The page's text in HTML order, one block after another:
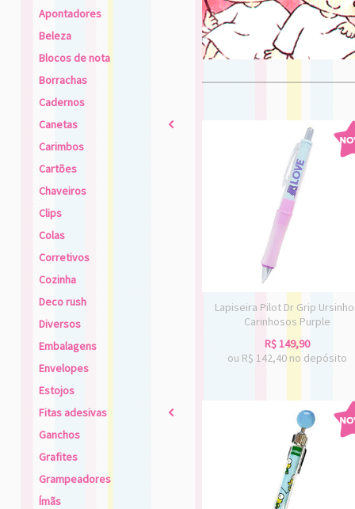
Apontadores
Beleza
Blocos de nota
Borrachas
Cadernos
Canetas
2
Carimbos
Cartões
Chaveiros
Clips
Colas
Corretivos
Cozinha
Deco rush
Diversos
Embalagens
Envelopes
Estojos
Fitas adesivas
2
Ganchos
Grafites
Grampeadores
Ímãs
Lapiseira Pilot Dr Grip
Carinhosos Purple
R$149,90
ou R$ 142,40 no depósito